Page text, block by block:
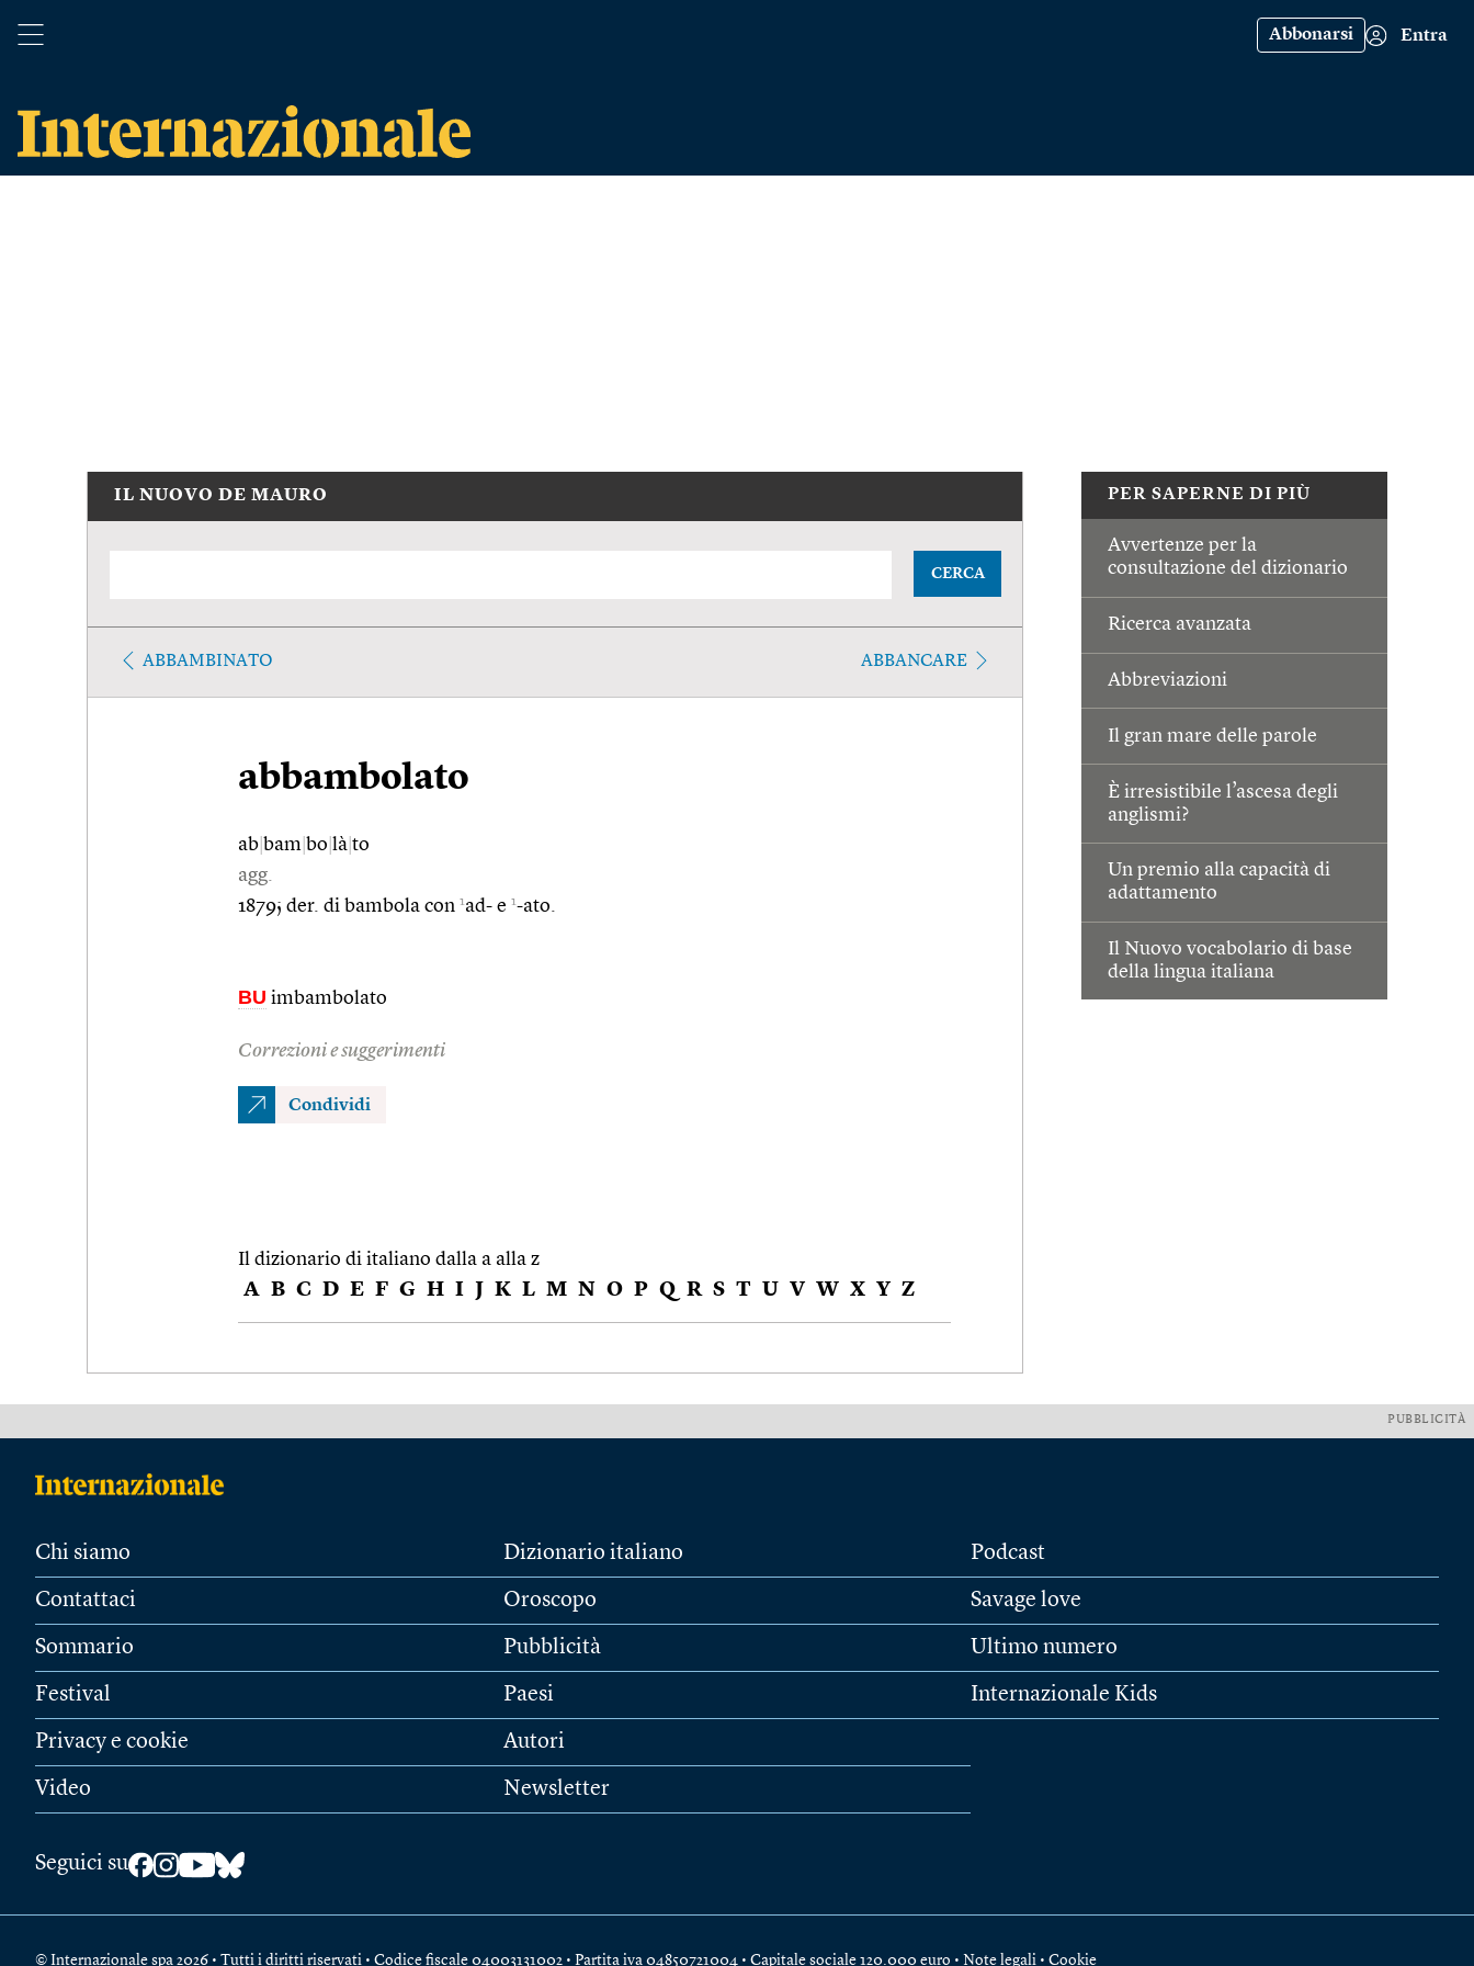
Abbonarsi Entra
PER SAPERNE DI PIÙ
Avvertenze per la
consultazione del dizionario
Ricerca avanzata
Abbreviazioni
Il gran mare delle parole
È irresistibile l’ascesa degli
anglismi?
Un premio alla capacità di
adattamento
Il Nuovo vocabolario di base
della lingua italiana
IL NUOVO DE MAURO
CERCA
ABBAMBINATO ABBANCARE
abbambolato
ab bam bo là to
agg.
1879; der. di bambola con 1ad- e 1-ato.
BU imbambolato
Correzioni e suggerimenti
Condividi
Il dizionario di italiano dalla a alla z
A B C D E F G H I J K L M N O P Q R S T U V W X Y Z
PUBBLICITÀ
Chi siamo
Contattaci
Sommario
Festival
Privacy e cookie
Video
Dizionario italiano
Oroscopo
Pubblicità
Paesi
Autori
Newsletter
Podcast
Savage love
Ultimo numero
Internazionale Kids
Seguici su
© Internazionale spa 2026 • Tutti i diritti riservati • Codice fiscale 04003131002 • Partita iva 04850721004 • Capitale sociale 120.000 euro • Note legali • Cookie